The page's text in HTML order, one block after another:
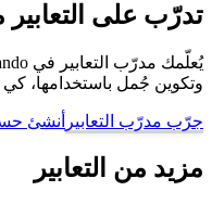
تدرّب على التعابير
وتكوين جُمل باستخدامها، كي
جرّب مدرّب التعابير أنشئ
مزيد من التعابير